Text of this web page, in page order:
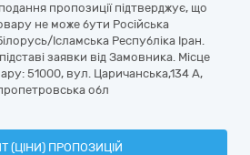
пропозиції підтверджує, що
не може бути Російська
Ісламська Республіка Іран.
заявки від Замовника. Місце
51000, вул. Царичанська,134 А,
обл
(ЦІНИ) ПРОПОЗИЦІЙ